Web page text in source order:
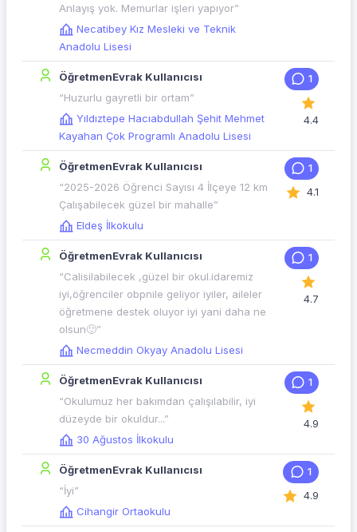
Anlayış yok. Memurlar işleri yapıyor”
Necatibey Kız Mesleki ve Teknik
Anadolu Lisesi
ÖğretmenEvrak Kullanıcısı
“Huzurlu gayretli bir ortam”
Yıldıztepe Hacıabdullah Şehit Mehmet
Kayahan Çok Programlı Anadolu Lisesi
1
4.4
ÖğretmenEvrak Kullanıcısı
“2025-2026 Öğrenci Sayısı 4 İlçeye 12 km
Çalışabilecek güzel bir mahalle”
Eldeş İlkokulu
1
4.1
ÖğretmenEvrak Kullanıcısı
“Calisilabilecek ,güzel bir okul.idaremiz
iyi,öğrenciler obpnile geliyor iyiler, aileler
öğretmene destek oluyor iyi yani daha ne
olsun🙂”
Necmeddin Okyay Anadolu Lisesi
1
4.7
ÖğretmenEvrak Kullanıcısı
“Okulumuz her bakımdan çalışılabilir, iyi
düzeyde bir okuldur...”
30 Ağustos İlkokulu
1
4.9
ÖğretmenEvrak Kullanıcısı
“İyi”
Cihangir Ortaokulu
1
4.9